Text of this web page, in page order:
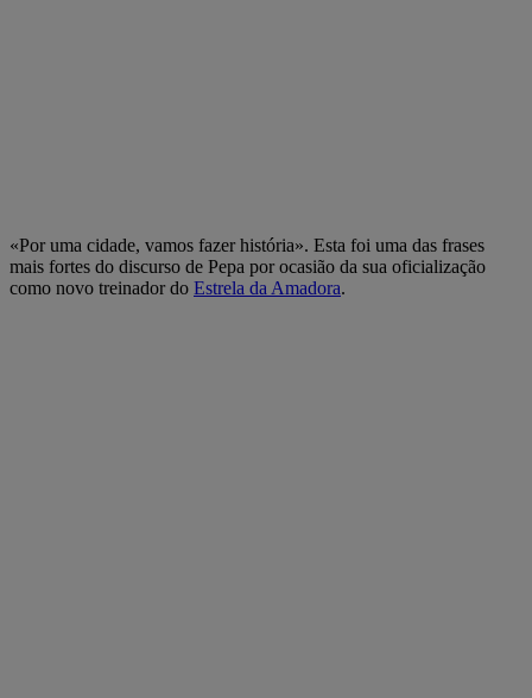
«Por uma cidade, vamos fazer história». Esta foi uma das frases
mais fortes do discurso de Pepa por ocasião da sua oficialização
como novo treinador do Estrela da Amadora.